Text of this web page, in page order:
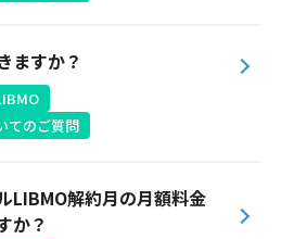
ますか？
てのご質問
LIBMO解約月の月額料金
か？